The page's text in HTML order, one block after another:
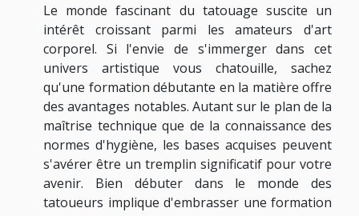
Le monde fascinant du tatouage suscite un
intérêt croissant parmi les amateurs d'art
corporel. Si l'envie de s'immerger dans cet
univers artistique vous chatouille, sachez
qu'une formation débutante en la matière offre
des avantages notables. Autant sur le plan de la
maîtrise technique que de la connaissance des
normes d'hygiène, les bases acquises peuvent
s'avérer être un tremplin significatif pour votre
avenir. Bien débuter dans le monde des
tatoueurs implique d'embrasser une formation